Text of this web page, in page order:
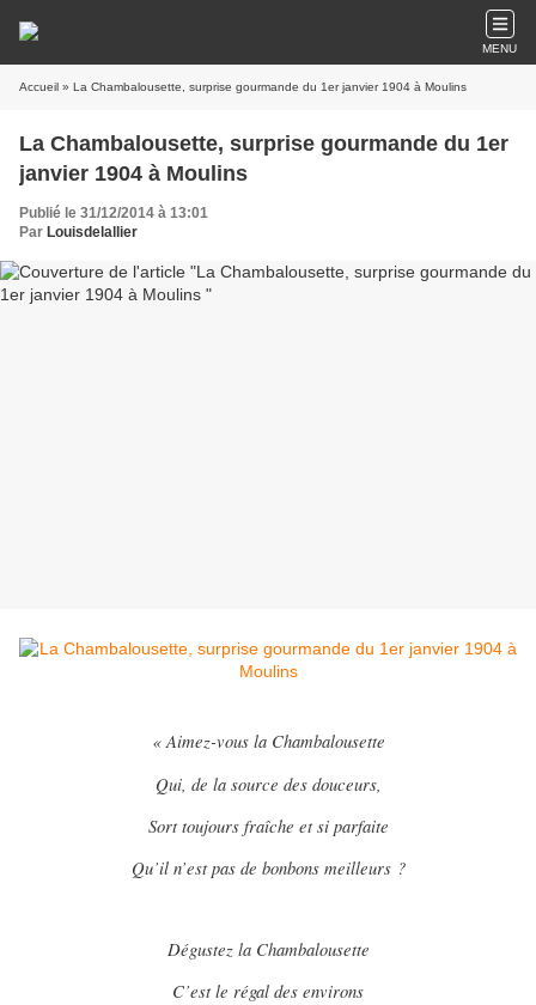
MENU
Accueil » La Chambalousette, surprise gourmande du 1er janvier 1904 à Moulins
La Chambalousette, surprise gourmande du 1er
janvier 1904 à Moulins
Publié le 31/12/2014 à 13:01
Par Louisdelallier
« Aimez-vous la Chambalousette
Qui, de la source des douceurs,
Sort toujours fraîche et si parfaite
Qu’il n’est pas de bonbons meilleurs ?
Dégustez la Chambalousette
C’est le régal des environs